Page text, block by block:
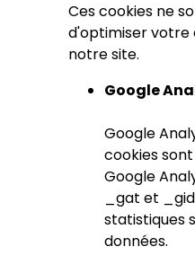
Ces cookies ne
d'optimiser votre
notre site.
Google
Google
cookies
Google
_gat et
statistiques
données.